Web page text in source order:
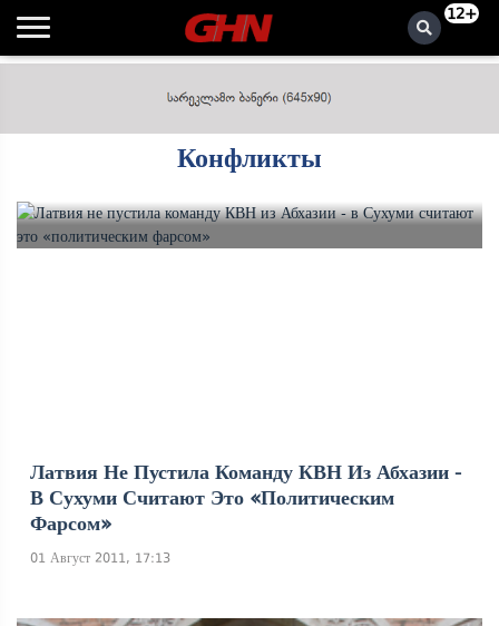
12+
Конфликты
Латвия Не Пустила Команду КВН Из Абхазии -
В Сухуми Считают Это «политическим
Фарсом»
01 Август 2011, 17:13